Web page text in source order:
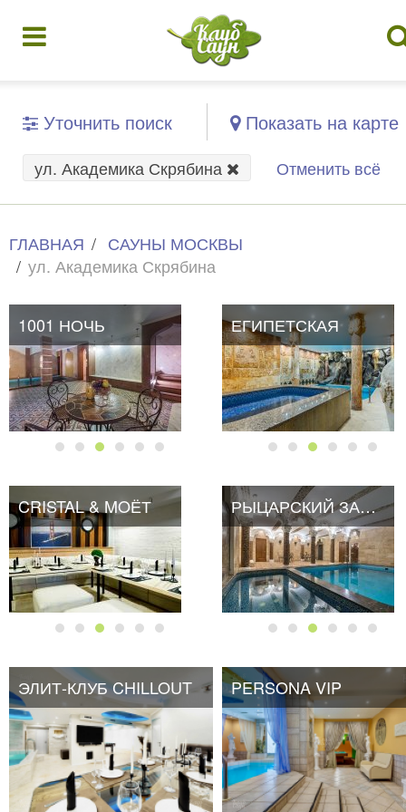
Уточнить поиск Показать на карте
ул. Академика Скрябина Отменить всё
ГЛАВНАЯ
САУНЫ МОСКВЫ
ул. Академика Скрябина
1001 НОЧЬ ЕГИПЕТСКАЯ
CRISTAL & MOЁТ РЫЦАРСКИЙ ЗАМОК
ЭЛИТ-КЛУБ CHILLOUT PERSONA VIP